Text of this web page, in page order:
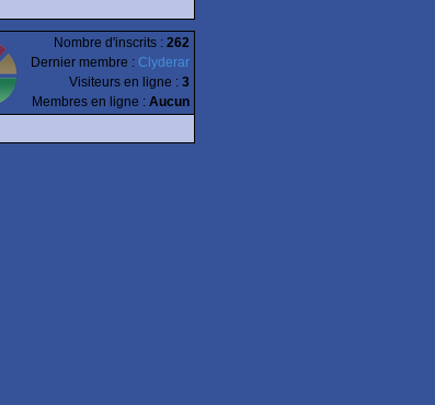
Nombre d'inscrits : 262
Dernier membre : Clyderar
Visiteurs en ligne : 3
Membres en ligne : Aucun